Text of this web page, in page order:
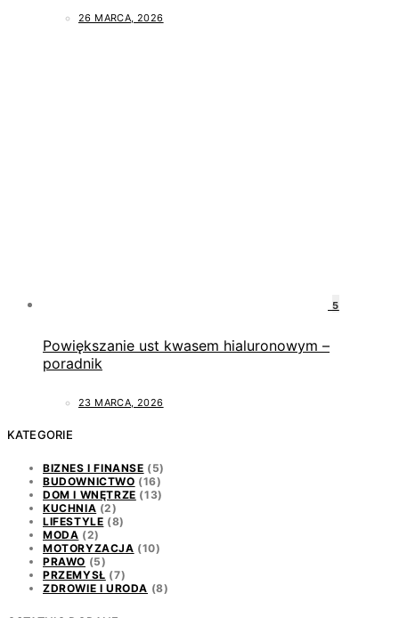
26 MARCA, 2026
5
Powiększanie ust kwasem hialuronowym –
poradnik
23 MARCA, 2026
KATEGORIE
BIZNES I FINANSE (5)
BUDOWNICTWO (16)
DOM I WNĘTRZE (13)
KUCHNIA (2)
LIFESTYLE (8)
MODA (2)
MOTORYZACJA (10)
PRAWO (5)
PRZEMYSŁ (7)
ZDROWIE I URODA (8)